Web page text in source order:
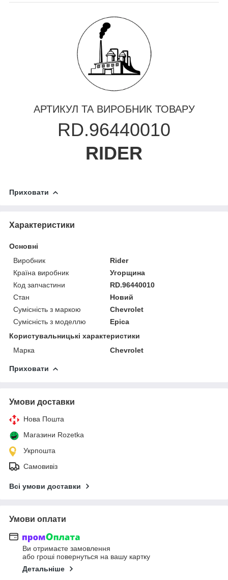
АРТИКУЛ ТА ВИРОБНИК ТОВАРУ
RD.96440010
RIDER
Приховати
Характеристики
Основні
Виробник
Rider
Країна виробник
Угорщина
Код запчастини
RD.96440010
Стан
Новий
Сумісність з маркою
Chevrolet
Сумісність з моделлю
Epica
Користувальницькі характеристики
Марка
Chevrolet
Приховати
Умови доставки
Нова Пошта
Магазини Rozetka
Укрпошта
Самовивіз
Всі умови доставки
Умови оплати
Ви отримаєте замовлення
або гроші повернуться на вашу картку
Детальніше